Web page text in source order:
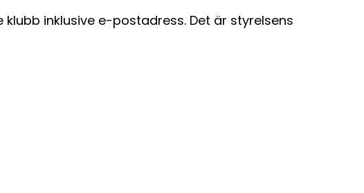
inklusive e-postadress. Det är styrelsens